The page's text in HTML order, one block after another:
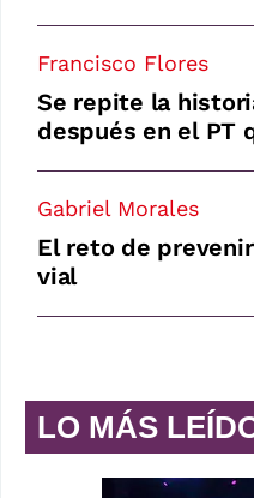
Francisco Flores
Se repite la
después en el PT
Gabriel Morales
El reto de
vial
LO MÁS